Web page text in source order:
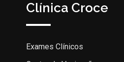
Clínica Croce
Exames Clínicos